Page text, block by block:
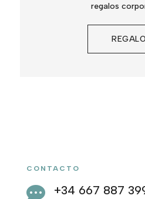
regalos
CONTACTO
 +34 667 887